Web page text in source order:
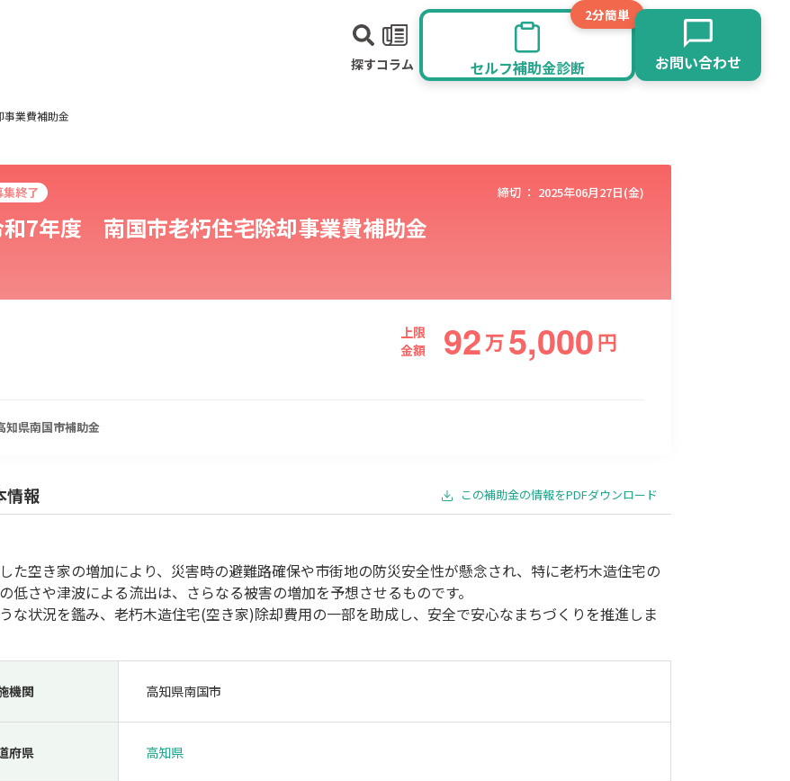
探すコラム
2分簡単
セルフ補助金診断 お問い合わせ
宿泊･旅館業 その他
材採用・雇用
検索
業費補助金
集終了 締切 ： 2025年06月27日(金)
7年度 南国市老朽住宅除却事業費補助金
上限
金額
92万5,000円
知県南国市補助金
情報 この補助金の情報をPDFダウンロード
た空き家の増加により、災害時の避難路確保や市街地の防災安全性が懸念され、特に老朽木造住宅の
低さや津波による流出は、さらなる被害の増加を予想させるものです。
な状況を鑑み、老朽木造住宅(空き家)除却費用の一部を助成し、安全で安心なまちづくりを推進しま
機関 高知県南国市
府県 高知県